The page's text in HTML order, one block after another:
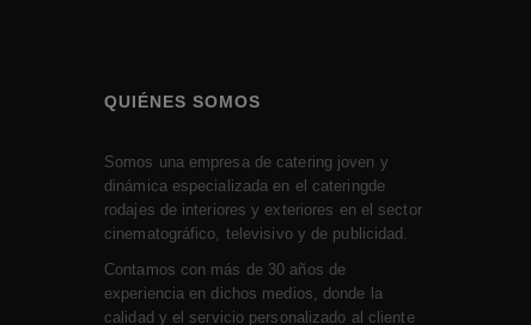
QUIÉNES SOMOS
Somos una empresa de catering joven y
dinámica especializada en el cateringde
rodajes de interiores y exteriores en el sector
cinematográfico, televisivo y de publicidad.
Contamos con más de 30 años de
experiencia en dichos medios, donde la
calidad y el servicio personalizado al cliente